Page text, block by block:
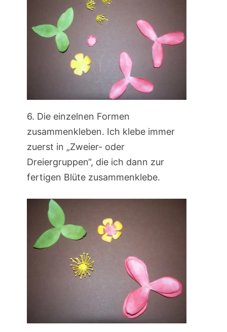
6. Die einzelnen Formen
zusammenkleben. Ich klebe immer
zuerst in „Zweier- oder
Dreiergruppen“, die ich dann zur
fertigen Blüte zusammenklebe.